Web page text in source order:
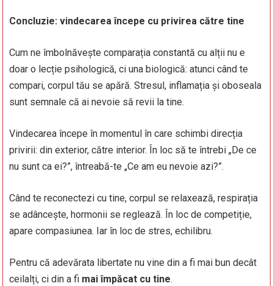
Concluzie: vindecarea începe cu privirea către tine
Cum ne îmbolnăvește comparația constantă cu alții nu e
doar o lecție psihologică, ci una biologică: atunci când te
compari, corpul tău se apără. Stresul, inflamația și oboseala
sunt semnale că ai nevoie să revii la tine.
Vindecarea începe în momentul în care schimbi direcția
privirii: din exterior, către interior. În loc să te întrebi „De ce
nu sunt ca ei?”, întreabă-te „Ce am eu nevoie azi?”.
Când te reconectezi cu tine, corpul se relaxează, respirația
se adâncește, hormonii se reglează. În loc de competiție,
apare compasiunea. Iar în loc de stres, echilibru.
Pentru că adevărata libertate nu vine din a fi mai bun decât
ceilalți, ci din a fi mai împăcat cu tine.